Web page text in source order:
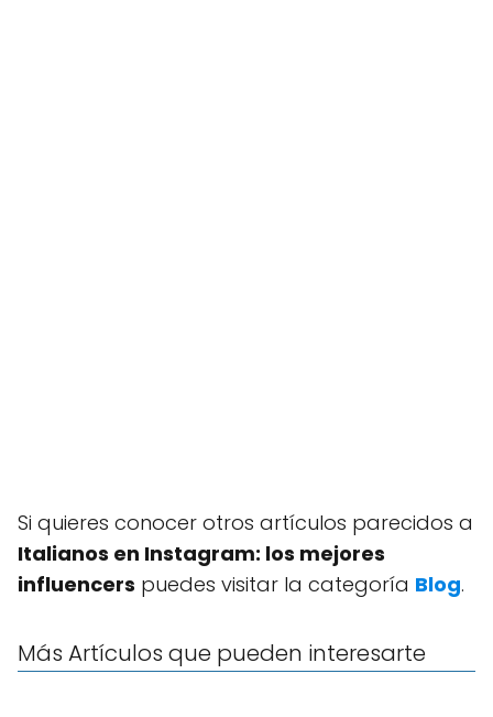
Si quieres conocer otros artículos parecidos a
Italianos en Instagram: los mejores
influencers puedes visitar la categoría Blog.
Más Artículos que pueden interesarte